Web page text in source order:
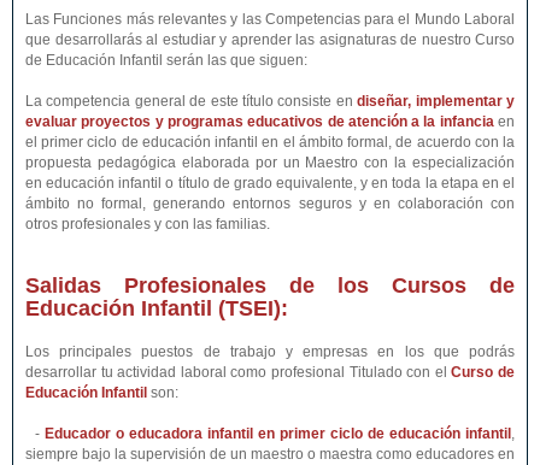
Las Funciones más relevantes y las Competencias para el Mundo Laboral
que desarrollarás al estudiar y aprender las asignaturas de nuestro Curso
de Educación Infantil serán las que siguen:
La competencia general de este título consiste endiseñar, implementar y
evaluar proyectos y programas educativos de atención a la infanciaen
el primer ciclo de educación infantil en el ámbito formal, de acuerdo con la
propuesta pedagógica elaborada por un Maestro con la especialización
en educación infantil o título de grado equivalente, y en toda la etapa en el
ámbito no formal, generando entornos seguros y en colaboración con
otros profesionales y con las familias.
Salidas Profesionales de los Cursos de
Educación Infantil (TSEI):
Los principales puestos de trabajo y empresas en los que podrás
desarrollar tu actividad laboral como profesional Titulado con elCurso de
Educación Infantil son:
- Educador o educadora infantil en primer ciclo de educación infantil ,
siempre bajo la supervisión de un maestro o maestra como educadores en